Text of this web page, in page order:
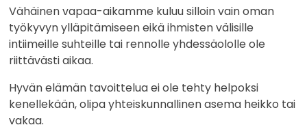
Vähäinen vapaa-aikamme kuluu silloin vain oman
työkyvyn ylläpitämiseen eikä ihmisten välisille
intiimeille suhteille tai rennolle yhdessäololle ole
riittävästi aikaa.
Hyvän elämän tavoittelua ei ole tehty helpoksi
kenellekään, olipa yhteiskunnallinen asema heikko tai
vakaa.